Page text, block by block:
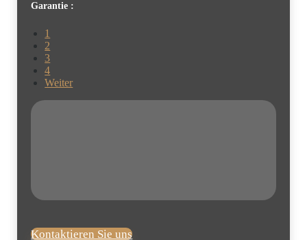
Garantie :
1
2
3
4
Weiter
Kontaktieren Sie uns